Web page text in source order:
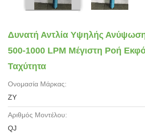
Δυνατή Αντλία Υψηλής
500-1000 LPM Μέγιστη Ροή
Ταχύτητα
Ονομασία Μάρκας:
ZY
Αριθμός Μοντέλου:
QJ